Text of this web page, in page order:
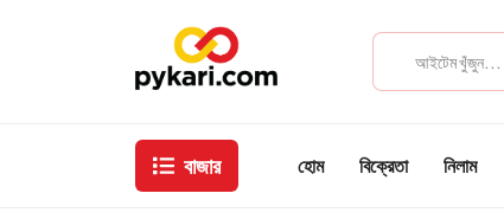
বাজার হোম বিক্রেতা নিলাম